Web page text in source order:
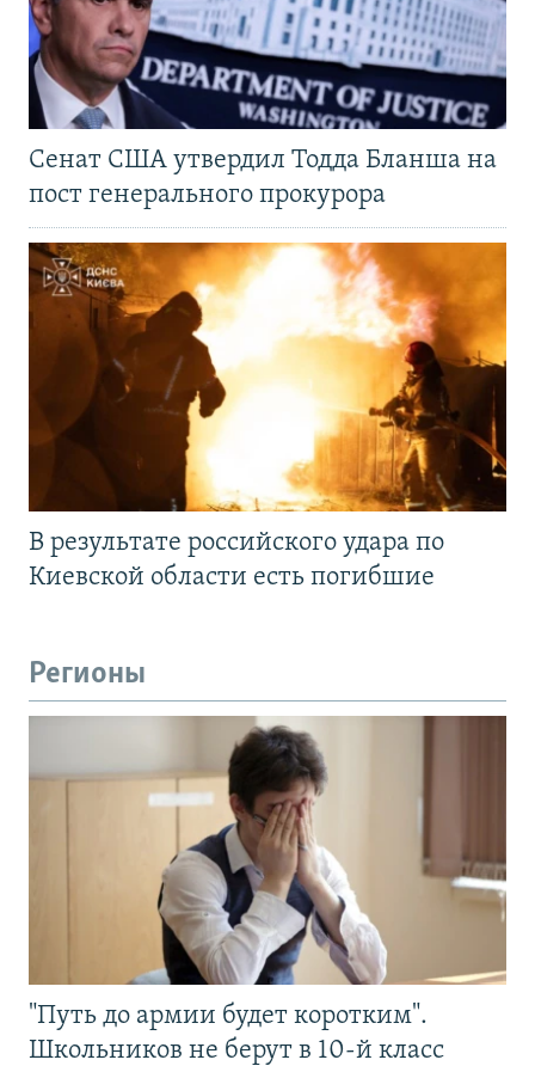
Сенат США утвердил Тодда Бланша на
пост генерального прокурора
В результате российского удара по
Киевской области есть погибшие
Регионы
"Путь до армии будет коротким".
Школьников не берут в 10-й класс